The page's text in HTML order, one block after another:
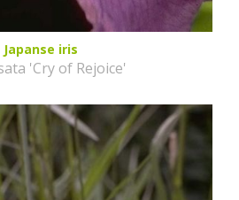
Japanse iris
'Cry of Rejoice'